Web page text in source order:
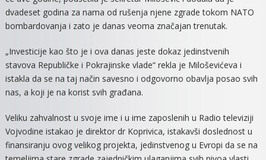
dvadeset godina za nama od rušenja njene zgrade tokom NATO
bombardovanja i zato je danas veoma značajan trenutak.
„Investicije kao što je i ova danas jeste dokaz jedinstvenih
stavova Republičke i Pokrajinske vlade“ rekla je Miloševićeva i
istakla da se na taj način savesno i odgovorno obavlja posao svih
nas, a koji je na korist svih građana.
Veliku zahvalnost u svoje ime i u ime zaposlenih u Radio televiziji
Vojvodine istakao je direktor dr Koprivica, istakavši doslednost u
finansiranju ovog velikog projekta, jedinstvenog u Evropi da se na